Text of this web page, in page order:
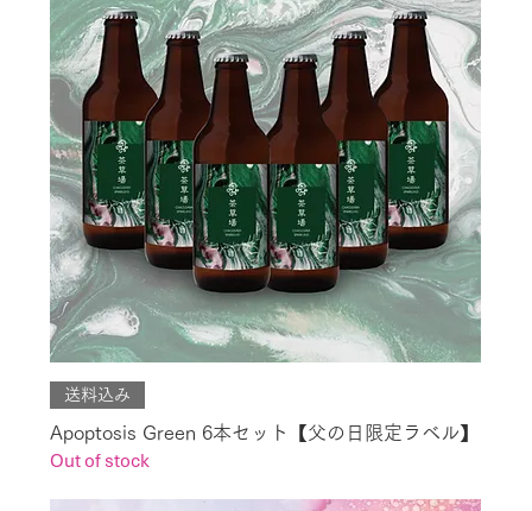
送料込み
Apoptosis Green 6本セット【父の日限定ラベル】
Out of stock